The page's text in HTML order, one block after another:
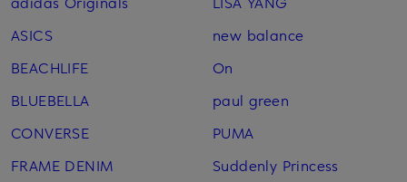
ASICS
BEACHLIFE
BLUEBELLA
CONVERSE
FRAME DENIM
new balance
On
paul green
PUMA
Suddenly Princess